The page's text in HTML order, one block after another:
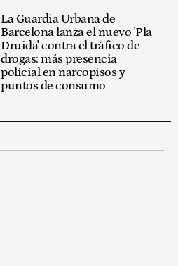
La Guardia Urbana de
Barcelona lanza el nuevo 'Pla
Druida' contra el tráfico de
drogas: más presencia
policial en narcopisos y
puntos de consumo